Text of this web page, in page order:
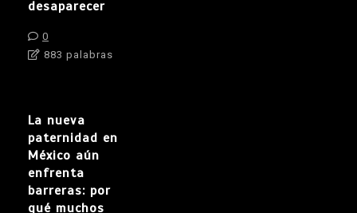
desaparecer
0
883 palabras
La nueva
paternidad en
México aún
enfrenta
barreras: por
qué muchos